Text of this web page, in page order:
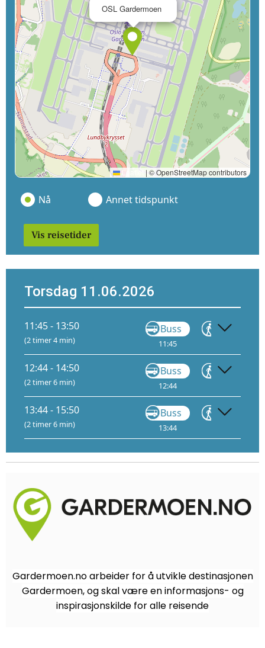
OSL Gardermoen
Leaflet | © OpenStreetMap contributors
Nå Annet tidspunkt
Vis reisetider
Torsdag 11.06.2026
11:45 - 13:50
(2 timer 4 min)
Buss
11:45
Gå
12:44 - 14:50
(2 timer 6 min)
Buss
12:44
Gå
13:44 - 15:50
(2 timer 6 min)
Buss
13:44
Gå
Gardermoen.no arbeider for å utvikle destinasjonen
Gardermoen, og skal være en informasjons- og
inspirasjonskilde for alle reisende